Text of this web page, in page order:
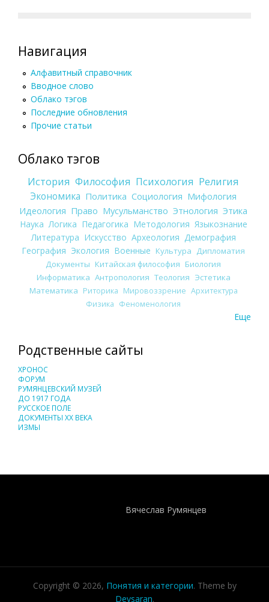
Навигация
Алфавитный справочник
Вводное слово
Облако тэгов
Последние обновления
Прочие статьи
Облако тэгов
История Философия Психология Религия
Экономика Политика Социология Мифология
Идеология Право Мусульманство Этнология Этика
Наука Логика Педагогика Методология Языкознание
Литература Искусство Археология Демография
География Экология Военные Культура
Дипломатия
Документы Китайская философия Биология
Информатика Антропология Теология Эстетика
Математика Риторика Мировоззрение Архитектура
Физика Феноменология
Еще
Родственные сайты
ХРОНОС
ФОРУМ
РУМЯНЦЕВСКИЙ МУЗЕЙ
ДО 1917 ГОДА
РУССКОЕ ПОЛЕ
ДОКУМЕНТЫ XX ВЕКА
ИЗМЫ
Вячеслав Румянцев
Copyright © 2026, Понятия и категории. Theme by
Devsaran.